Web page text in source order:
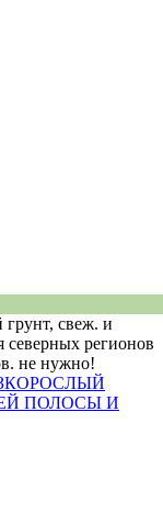
грунт, свеж. и
северных регионов
не нужно!
ПОЛОСЫ И